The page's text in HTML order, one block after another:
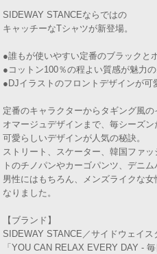
SIDEWAY STANCEならではの
キャッチーなTシャツが新登場。
●誰もが使いやすい定番のブラックと
●コットン100％の程よい質感が魅力
●DJイラストのフロントデザインが可
定番のキャラクターからタギング風の
オマージュデザインまで、毎シーズ
可愛らしいデザインが人気の秘訣。
ストリート、スケーター、韓国ファ
トのチノパンやカーゴパンツ、デニム
男性にはもちろん、メンズライクな
なりました。
【ブランド】
SIDEWAY STANCE／サイドウェイス
「YOU CAN RELAX EVERY DAY -